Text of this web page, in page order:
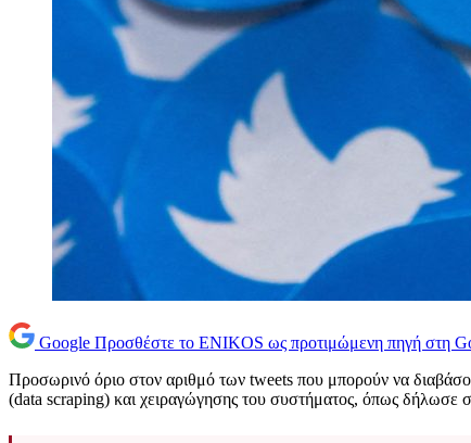
Google Προσθέστε το ENIKOS ως προτιμώμενη πηγή στη
Προσωρινό όριο στον αριθμό των tweets που μπορούν να
(data scraping) και χειραγώγησης του συστήματος, όπως